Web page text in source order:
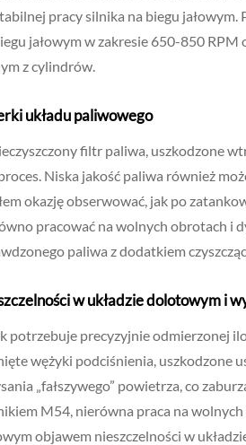
pracy silnika na biegu
jałowym w zakresie 650-850 RPM
z cylindrów.
układu paliwowego
filtr paliwa, uszkodzone
Niska jakość paliwa również
okazję obserwować, jak po
pracować na wolnych obrotach i
paliwa z dodatkiem
w układzie dolotowym i
potrzebuje precyzyjnie odmierzonej
wężyki podciśnienia, uszkodzone
„fałszywego” powietrza, co
M54, nierówna praca na wolnych
objawem nieszczelności w